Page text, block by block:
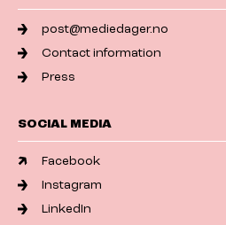
post@mediedager.no
Contact information
Press
SOCIAL MEDIA
Facebook
Instagram
LinkedIn